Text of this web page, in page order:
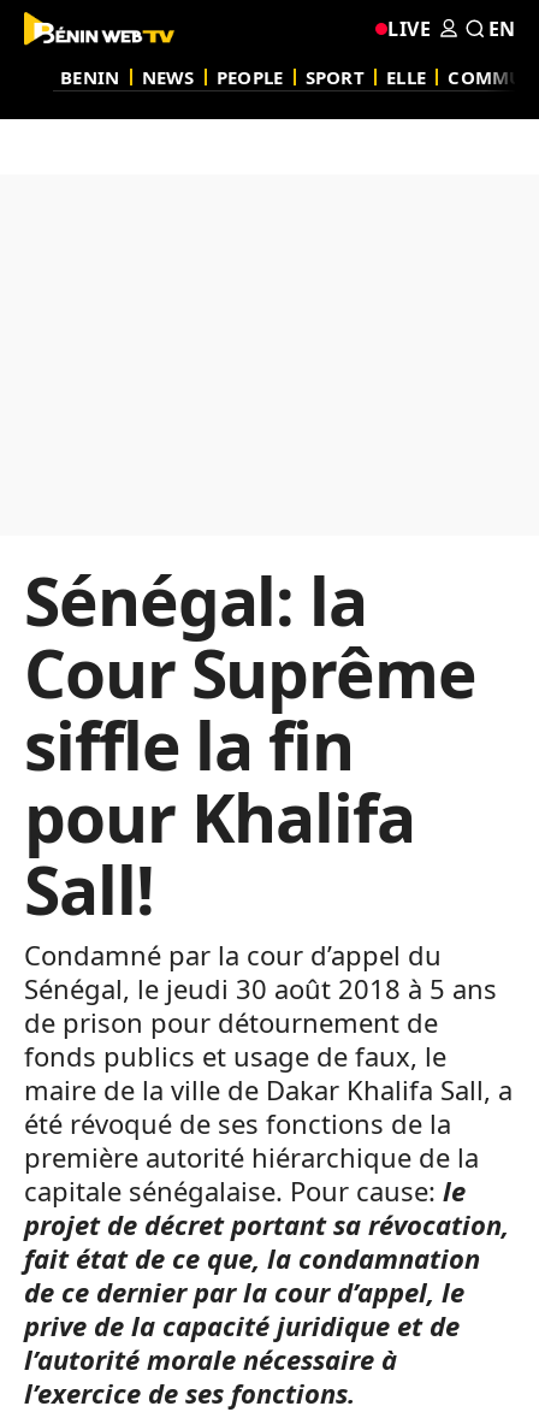
BENIN NEWS PEOPLE SPORT ELLE
LIVE EN
Sénégal: la
Cour Suprême
siffle la fin
pour Khalifa
Sall!
Condamné par la cour d’appel du
Sénégal, le jeudi 30 août 2018 à 5 ans
de prison pour détournement de
fonds publics et usage de faux, le
maire de la ville de Dakar Khalifa Sall, a
été révoqué de ses fonctions de la
première autorité hiérarchique de la
capitale sénégalaise. Pour cause: le
projet de décret portant sa révocation,
fait état de ce que, la condamnation
de ce dernier par la cour d’appel, le
prive de la capacité juridique et de
l’autorité morale nécessaire à
l’exercice de ses fonctions.